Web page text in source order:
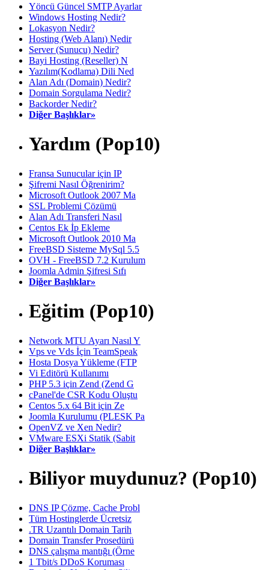
Yöncü Güncel SMTP Ayarlar
Windows Hosting Nedir?
Lokasyon Nedir?
Hosting (Web Alanı) Nedir
Server (Sunucu) Nedir?
Bayi Hosting (Reseller) N
Yazılım(Kodlama) Dili Ned
Alan Adı (Domain) Nedir?
Domain Sorgulama Nedir?
Backorder Nedir?
Diğer Başlıklar»
Yardım (Pop10)
Fransa Sunucular için IP
Şifremi Nasıl Öğrenirim?
Microsoft Outlook 2007 Ma
SSL Problemi Çözümü
Alan Adı Transferi Nasıl
Centos Ek İp Ekleme
Microsoft Outlook 2010 Ma
FreeBSD Sisteme MySql 5.5
OVH - FreeBSD 7.2 Kurulum
Joomla Admin Şifresi Sıfı
Diğer Başlıklar»
Eğitim (Pop10)
Network MTU Ayarı Nasıl Y
Vps ve Vds İçin TeamSpeak
Hosta Dosya Yükleme (FTP
Vi Editörü Kullanımı
PHP 5.3 için Zend (Zend G
cPanel'de CSR Kodu Oluştu
Centos 5.x 64 Bit için Ze
Joomla Kurulumu (PLESK Pa
OpenVZ ve Xen Nedir?
VMware ESXi Statik (Sabit
Diğer Başlıklar»
Biliyor muydunuz? (Pop10)
DNS IP Çözme, Cache Probl
Tüm Hostinglerde Ücretsiz
.TR Uzantılı Domain Tarih
Domain Transfer Prosedürü
DNS çalışma mantığı (Örne
1 Tbit/s DDoS Koruması